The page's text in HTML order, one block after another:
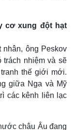
cơ xung đột hạt
ông Peskov
trách nhiệm và sẽ
thế giới mới.
giữa Nga và Mỹ
các kênh liên lạc
châu Âu đang